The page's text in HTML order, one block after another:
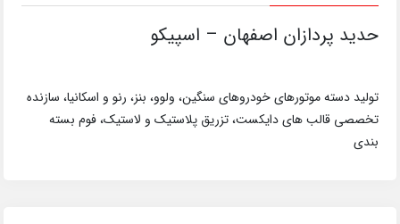
حدید پردازان اصفهان – اسپیکو
تولید دسته موتورهای خودروهای سنگین، ولوو، بنز، رنو و اسکانیا، سازنده
تخصصی قالب های دایکست، تزریق پلاستیک و لاستیک، فوم بسته
بندی